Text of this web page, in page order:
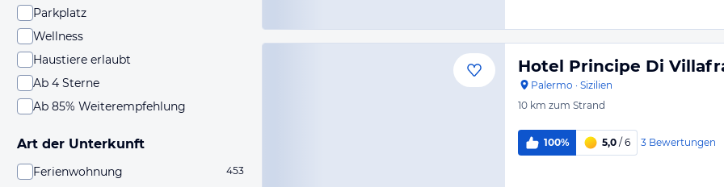
Parkplatz
Wellness
Haustiere erlaubt
Ab 4 Sterne
Ab 85% Weiterempfehlung
Art der Unterkunft
Ferienwohnung 453
Hotel Principe Di
Palermo · Sizilien
10 km zum Strand
100% 5,0 / 6 3 Bewertungen